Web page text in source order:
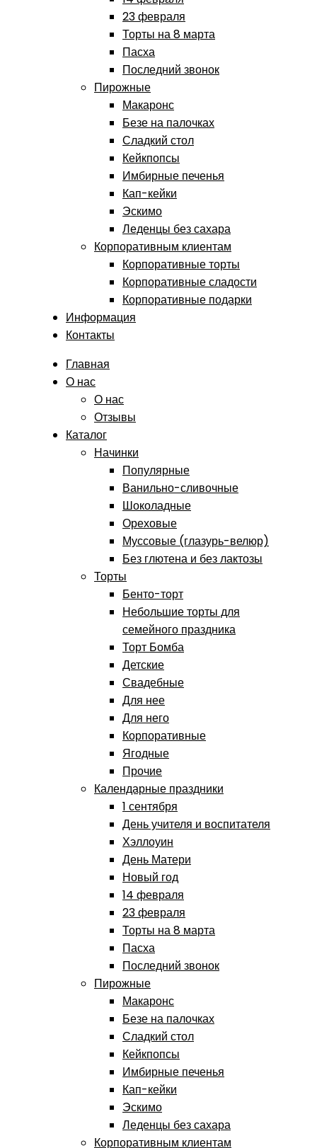
23 февраля
Торты на 8 марта
Пасха
Последний звонок
Пирожные
Макаронс
Безе на палочках
Сладкий стол
Кейкпопсы
Имбирные печенья
Кап-кейки
Эскимо
Леденцы без сахара
Корпоративным клиентам
Корпоративные торты
Корпоративные сладости
Корпоративные подарки
Информация
Контакты
Главная
О нас
О нас
Отзывы
Каталог
Начинки
Популярные
Ванильно-сливочные
Шоколадные
Ореховые
Муссовые (глазурь-велюр)
Без глютена и без лактозы
Торты
Бенто-торт
Небольшие торты для
семейного праздника
Торт Бомба
Детские
Свадебные
Для нее
Для него
Корпоративные
Ягодные
Прочие
Календарные праздники
1 сентября
День учителя и воспитателя
Хэллоуин
День Матери
Новый год
14 февраля
23 февраля
Торты на 8 марта
Пасха
Последний звонок
Пирожные
Макаронс
Безе на палочках
Сладкий стол
Кейкпопсы
Имбирные печенья
Кап-кейки
Эскимо
Леденцы без сахара
Корпоративным клиентам